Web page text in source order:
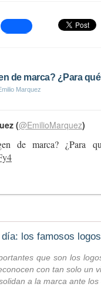
de marca? ¿Para
Marquez
de marca?
(@EmilioMarquez)
que son los
con tan solo un
a la marca ante